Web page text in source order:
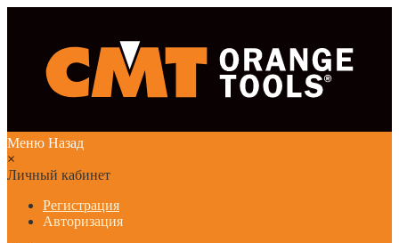
Меню Назад
×
Личный кабинет
Регистрация
Авторизация